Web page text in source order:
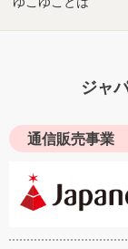
ジャ
通信販売事業